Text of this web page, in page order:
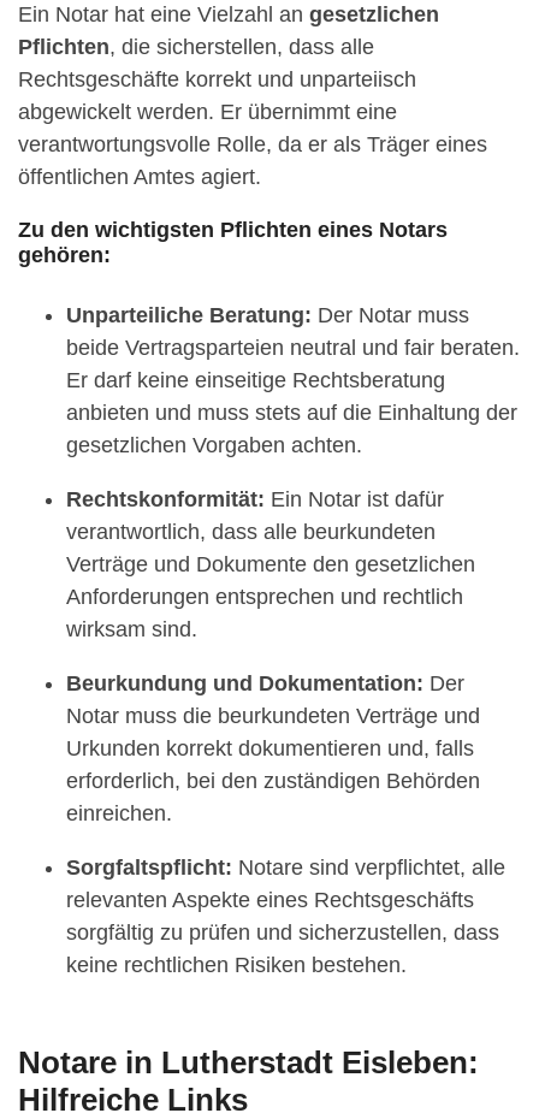
Ein Notar hat eine Vielzahl an gesetzlichen
Pflichten, die sicherstellen, dass alle
Rechtsgeschäfte korrekt und unparteiisch
abgewickelt werden. Er übernimmt eine
verantwortungsvolle Rolle, da er als Träger eines
öffentlichen Amtes agiert.
Zu den wichtigsten Pflichten eines Notars
gehören:
Unparteiliche Beratung: Der Notar muss
beide Vertragsparteien neutral und fair beraten.
Er darf keine einseitige Rechtsberatung
anbieten und muss stets auf die Einhaltung der
gesetzlichen Vorgaben achten.
Rechtskonformität: Ein Notar ist dafür
verantwortlich, dass alle beurkundeten
Verträge und Dokumente den gesetzlichen
Anforderungen entsprechen und rechtlich
wirksam sind.
Beurkundung und Dokumentation: Der
Notar muss die beurkundeten Verträge und
Urkunden korrekt dokumentieren und, falls
erforderlich, bei den zuständigen Behörden
einreichen.
Sorgfaltspflicht: Notare sind verpflichtet, alle
relevanten Aspekte eines Rechtsgeschäfts
sorgfältig zu prüfen und sicherzustellen, dass
keine rechtlichen Risiken bestehen.
Notare in Lutherstadt Eisleben:
Hilfreiche Links